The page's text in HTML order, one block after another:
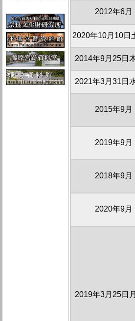
2012年6月
2020年10月10日
2014年9月25日
2021年3月31日
2015年9月
2019年9月
2018年9月
2020年9月
2019年3月25日